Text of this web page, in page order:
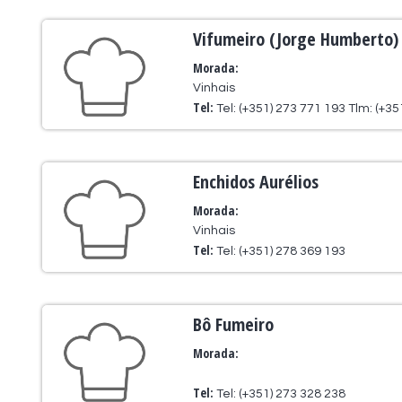
Vifumeiro (Jorge Humberto)
Morada:
Vinhais
Tel: Tel: (+351) 273 771 193 Tlm:
Enchidos Aurélios
Morada:
Vinhais
Tel: Tel: (+351) 278 369 193
Bô Fumeiro
Morada:
Tel: Tel: (+351) 273 328 238